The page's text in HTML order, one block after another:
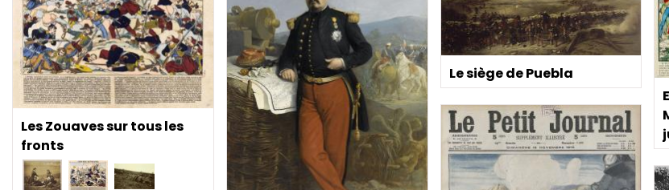
Les Zouaves sur tous les
fronts
Le siège de Puebla